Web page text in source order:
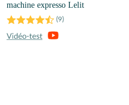
machine expresso Lelit
(9)